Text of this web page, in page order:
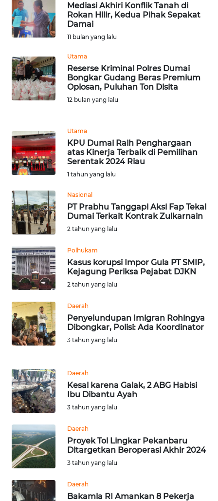
Mediasi Akhiri Konflik Tanah di
Rokan Hilir, Kedua Pihak Sepakat
Damai
11 bulan yang lalu
Utama
Reserse Kriminal Polres Dumai
Bongkar Gudang Beras Premium
Oplosan, Puluhan Ton Disita
12 bulan yang lalu
Utama
KPU Dumai Raih Penghargaan
atas Kinerja Terbaik di Pemilihan
Serentak 2024 Riau
1 tahun yang lalu
Nasional
PT Prabhu Tanggapi Aksi Fap Tekal
Dumai Terkait Kontrak Zulkarnain
2 tahun yang lalu
Polhukam
Kasus korupsi Impor Gula PT SMIP,
Kejagung Periksa Pejabat DJKN
2 tahun yang lalu
Daerah
Penyelundupan Imigran Rohingya
Dibongkar, Polisi: Ada Koordinator
3 tahun yang lalu
Daerah
Kesal karena Galak, 2 ABG Habisi
Ibu Dibantu Ayah
3 tahun yang lalu
Daerah
Proyek Tol Lingkar Pekanbaru
Ditargetkan Beroperasi Akhir 2024
3 tahun yang lalu
Daerah
Bakamla RI Amankan 8 Pekerja
PEDOMAN
MEDIA
SIBER
REDAKSI
KARIR
Wahana
News
Regional
SUMUT
WN
JAKARTA
WN
JABAR
WN
BANTEN
WN
NTT
KEPRI
WN
PAPUA
WN
PAPUA
BARAT
WN
RIAU